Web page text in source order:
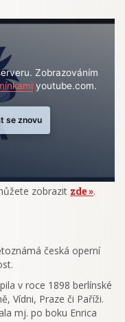
Zobrazováním
youtube.com.
se znovu
zobrazit zde .
česká operní
v roce 1898 berlínské
Vídni, Praze či Paříži.
mj. po boku Enrica